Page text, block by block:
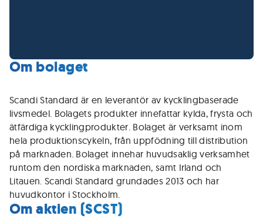
Om bolaget
Scandi Standard är en leverantör av kycklingbaserade
livsmedel. Bolagets produkter innefattar kylda, frysta och
ätfärdiga kycklingprodukter. Bolaget är verksamt inom
hela produktionscykeln, från uppfödning till distribution
på marknaden. Bolaget innehar huvudsaklig verksamhet
runtom den nordiska marknaden, samt Irland och
Litauen. Scandi Standard grundades 2013 och har
huvudkontor i Stockholm.
Om aktien (SCST)